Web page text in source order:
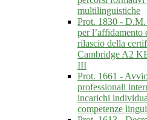
multilinguistiche
Prot. 1830 - D.M.
per l’affidamento
rilascio della
Cambridge A2
III
Prot. 1661 -
professionali
incarichi
competenze